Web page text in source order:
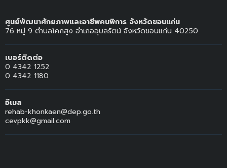
ศูนย์พัฒนาศักยภาพและอาชีพคนพิการ จังหวัดขอนแก่น
76 หมู่ 9 ตำบลโคกสูง อำเภออุบลรัตน์ จังหวัดขอนแก่น 40250
เบอร์ติดต่อ
0 4342 1252
0 4342 1180
อีเมล
rehab-khonkaen@dep.go.th
cevpkk@gmail.com